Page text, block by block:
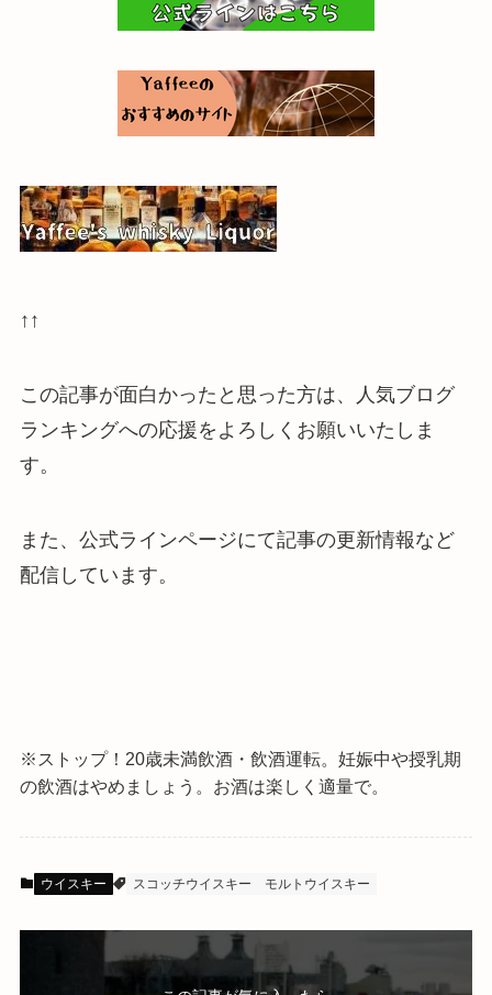
↑↑
この記事が面白かったと思った方は、人気ブログ
ランキングへの応援をよろしくお願いいたしま
す。
また、公式ラインページにて記事の更新情報など
配信しています。
※ストップ！20歳未満飲酒・飲酒運転。 妊娠中や授乳期
の飲酒はやめましょう。お酒は楽しく適量で。
ウイスキー スコッチウイスキー モルトウイスキー